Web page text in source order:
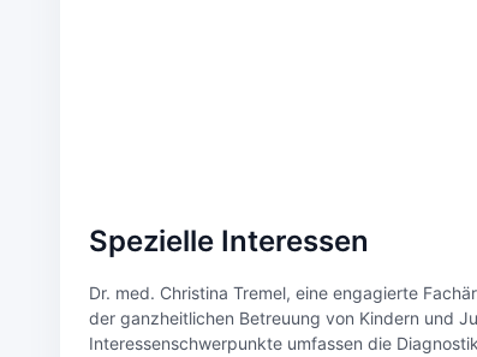
Spezielle Interessen
Dr. med. Christina Tremel, eine engagierte
der ganzheitlichen Betreuung von Kindern und
Interessenschwerpunkte umfassen die